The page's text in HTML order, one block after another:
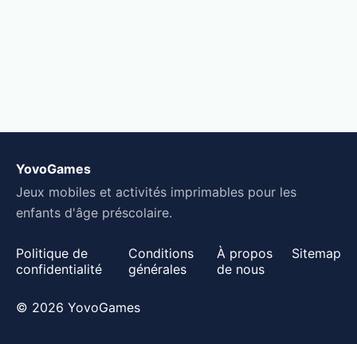
YovoGames
Jeux mobiles et activités imprimables pour les
enfants d'âge préscolaire.
Politique de
confidentialité
Conditions
générales
À propos
de nous
Sitemap
© 2026 YovoGames